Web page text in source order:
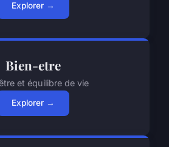
Explorer →
Bien-etre
et équilibre de vie
Explorer →